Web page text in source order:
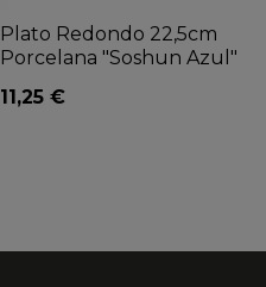
Plato Redondo 22,5cm
Porcelana "Soshun Azul"
11,25 €